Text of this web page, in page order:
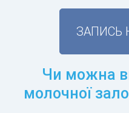
ЗАПИСЬ
Чи можна
молочної